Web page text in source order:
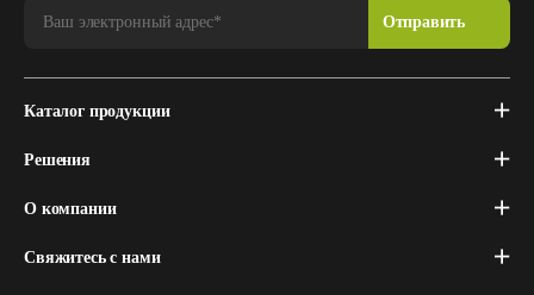
Каталог продукции
Решения
О компании
Свяжитесь с нами